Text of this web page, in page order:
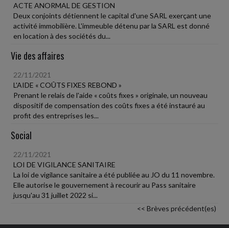
ACTE ANORMAL DE GESTION
Deux conjoints détiennent le capital d'une SARL exerçant une
activité immobilière. L'immeuble détenu par la SARL est donné
en location à des sociétés du...
Vie des affaires
22/11/2021
L'AIDE « COÛTS FIXES REBOND »
Prenant le relais de l'aide « coûts fixes » originale, un nouveau
dispositif de compensation des coûts fixes a été instauré au
profit des entreprises les...
Social
22/11/2021
LOI DE VIGILANCE SANITAIRE
La loi de vigilance sanitaire a été publiée au JO du 11 novembre.
Elle autorise le gouvernement à recourir au Pass sanitaire
jusqu'au 31 juillet 2022 si...
<< Brèves précédent(es)